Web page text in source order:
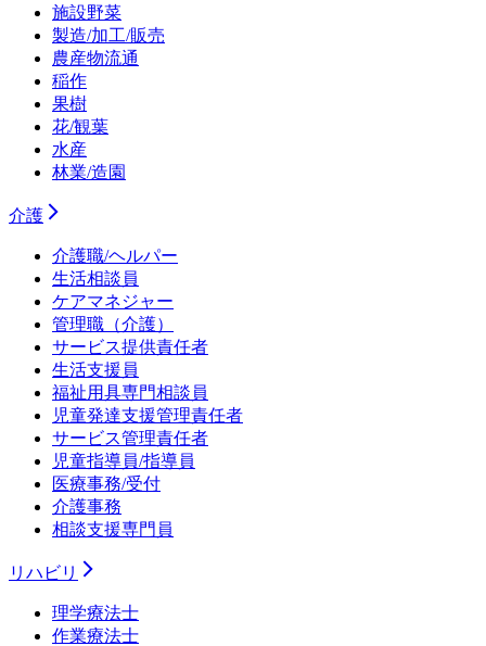
施設野菜
製造/加工/販売
農産物流通
稲作
果樹
花/観葉
水産
林業/造園
介護
介護職/ヘルパー
生活相談員
ケアマネジャー
管理職（介護）
サービス提供責任者
生活支援員
福祉用具専門相談員
児童発達支援管理責任者
サービス管理責任者
児童指導員/指導員
医療事務/受付
介護事務
相談支援専門員
リハビリ
理学療法士
作業療法士